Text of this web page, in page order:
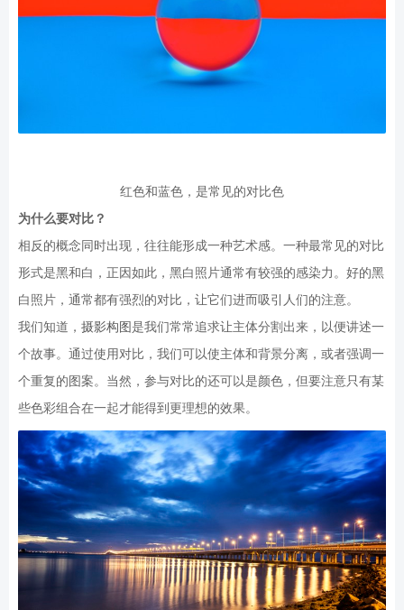
红色和蓝色，是常见的对比色
为什么要对比？
相反的概念同时出现，往往能形成一种艺术感。一种最常见的对比
形式是黑和白，正因如此，黑白照片通常有较强的感染力。好的黑
白照片，通常都有强烈的对比，让它们进而吸引人们的注意。
我们知道， 摄影构图是我们常常追求让主体分割出来，以便讲述一
个故事。通过使用对比，我们可以使主体和背景分离，或者强调一
个重复的图案。当然，参与对比的还可以是颜色，但要注意只有某
些色彩组合在一起才能得到更理想的效果。